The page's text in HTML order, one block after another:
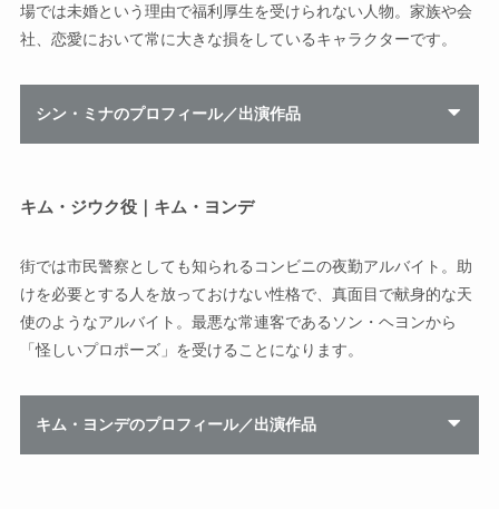
場では未婚という理由で福利厚生を受けられない人物。家族や会
社、恋愛において常に大きな損をしているキャラクターです。
シン・ミナのプロフィール／出演作品
キム・ジウク役｜キム・ヨンデ
街では市民警察としても知られるコンビニの夜勤アルバイト。助
けを必要とする人を放っておけない性格で、真面目で献身的な天
使のようなアルバイト。最悪な常連客であるソン・ヘヨンから
「怪しいプロポーズ」を受けることになります。
キム・ヨンデのプロフィール／出演作品